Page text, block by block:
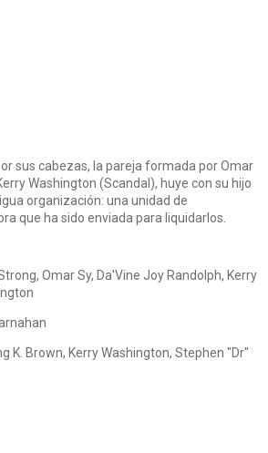
sus cabezas, la pareja formada por Omar
Washington (Scandal), huye con su hijo
organización: una unidad de
que ha sido enviada para liquidarlos.
Omar Sy, Da'Vine Joy Randolph, Kerry
K. Brown, Kerry Washington, Stephen "Dr"